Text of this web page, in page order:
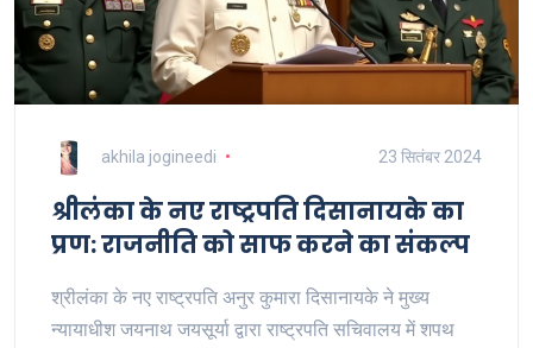
akhila jogineedi 23 सितंबर 2024
श्रीलंका के नए राष्ट्रपति दिसानायके का
प्रण: राजनीति को साफ करने का संकल्प
श्रीलंका के नए राष्ट्रपति अनुर कुमारा दिसानायके ने मुख्य
न्यायाधीश जयनाथ जयसूर्या द्वारा राष्ट्रपति सचिवालय में शपथ